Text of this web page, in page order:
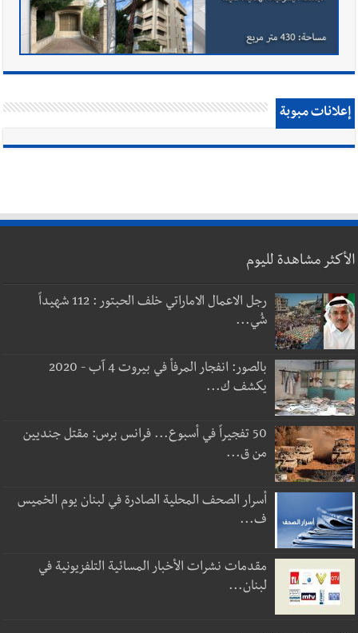
إعلانات مبوبة
الأكثر مشاهدة لليوم
رجل الاعمال الاماراتي خلف الحبتور : 112 شهيداً
شُي...
بالصور: انفجار المرفأ في بيروت 4 آب - 2020
يكشف ك...
50 تفجيراً في أسبوع... فرانس برس: مقتل جنديين
من ق...
أسرار الصحف المحلية الصادرة في لبنان يوم الخميس
ف...
مقدمات نشرات الأخبار المسائية التلفزيونية في
لبنان...